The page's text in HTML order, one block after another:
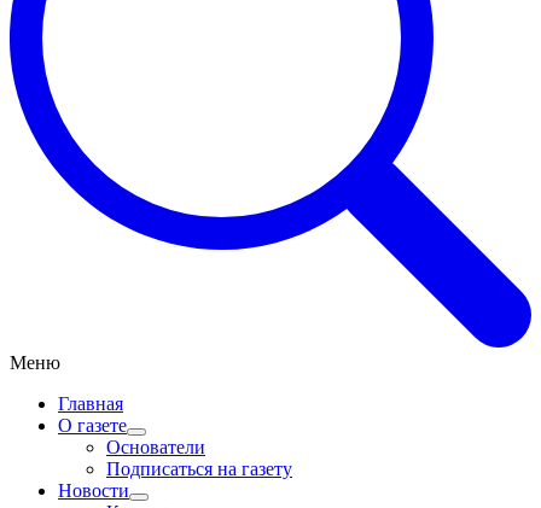
Меню
Главная
О газете
Основатели
Подписаться на газету
Новости